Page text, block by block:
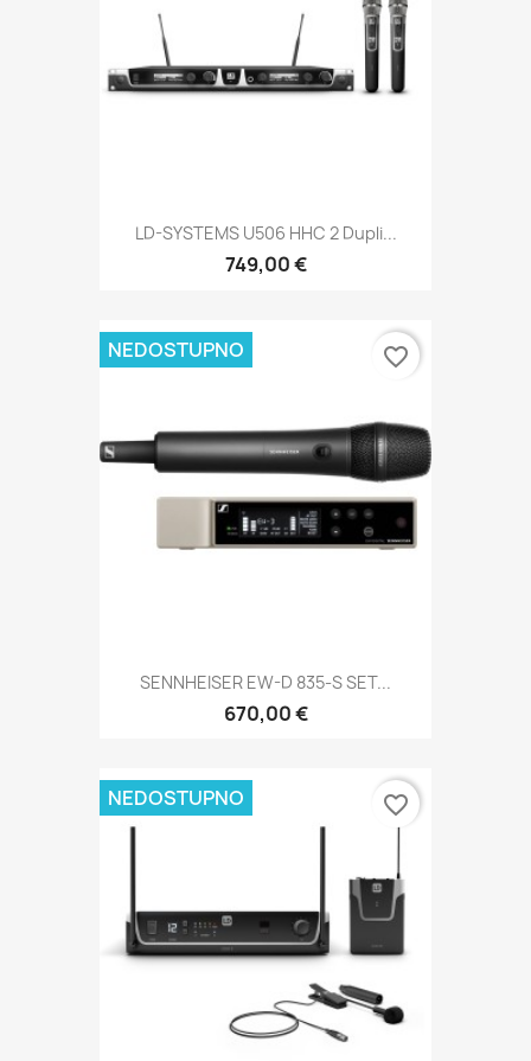
LD-SYSTEMS U506 HHC 2 Dupli...
749,00 €
SENNHEISER EW-D 835-S SET...
670,00 €
NEDOSTUPNO favorite_border
NEDOSTUPNO favorite_border